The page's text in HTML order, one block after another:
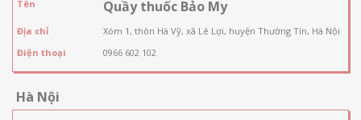
Tên Quầy thuốc Bảo My
Địa chỉ
Xóm 1, thôn Hà Vỹ, xã Lê Lợi, huyện Thường Tín, Hà Nội
Điện thoại
0966 602 102
Hà Nội